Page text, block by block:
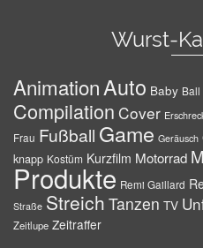
Wurst-
AnimationAuto Baby Ball
Compilation Cover
Frau Fußball Game Geräusch
knapp Kostüm Kurzfilm Motorrad
Produkte Remi Gaillard
Straße Streich Tanzen TV
Zeitlupe Zeitraffer